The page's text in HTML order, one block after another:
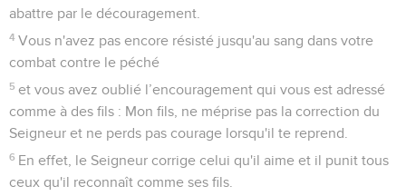
abattre par le découragement.
4 Vous n'avez pas encore résisté jusqu'au sang dans votre
combat contre le péché
5 et vous avez oublié l’encouragement qui vous est adressé
comme à des fils : Mon fils, ne méprise pas la correction du
Seigneur et ne perds pas courage lorsqu'il te reprend.
6 En effet, le Seigneur corrige celui qu'il aime et il punit tous
ceux qu'il reconnaît comme ses fils.